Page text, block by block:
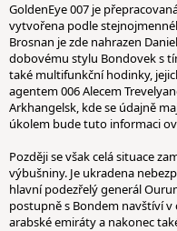
GoldenEye 007 je
vytvořena podle
Brosnan je zde nahrazen
dobovému stylu Bondovek s
také multifunkční hodinky,
agentem 006 Alecem
Arkhangelsk, kde se údajně
úkolem bude tuto informaci
Později se však celá situace
výbušniny. Je ukradena
hlavní podezřelý generál
postupně s Bondem navštíví v
arabské emiráty a nakonec